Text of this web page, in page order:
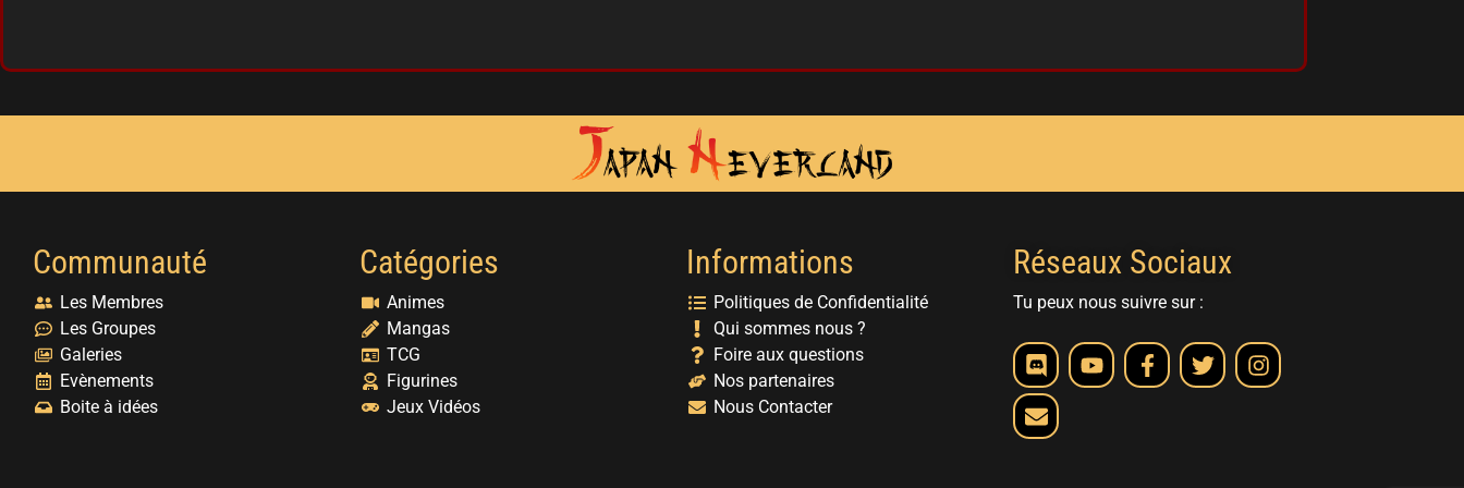
Communauté
Les Membres
Les Groupes
Galeries
Evènements
Boite à idées
Catégories
Animes
Mangas
TCG
Figurines
Jeux Vidéos
Informations
Politiques de Confidentialité
Qui sommes nous ?
Foire aux questions
Nos partenaires
Nous Contacter
Réseaux Sociaux
Tu peux nous suivre sur :